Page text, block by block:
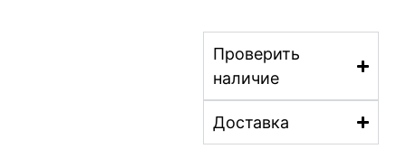
Проверить
наличие
Доставка